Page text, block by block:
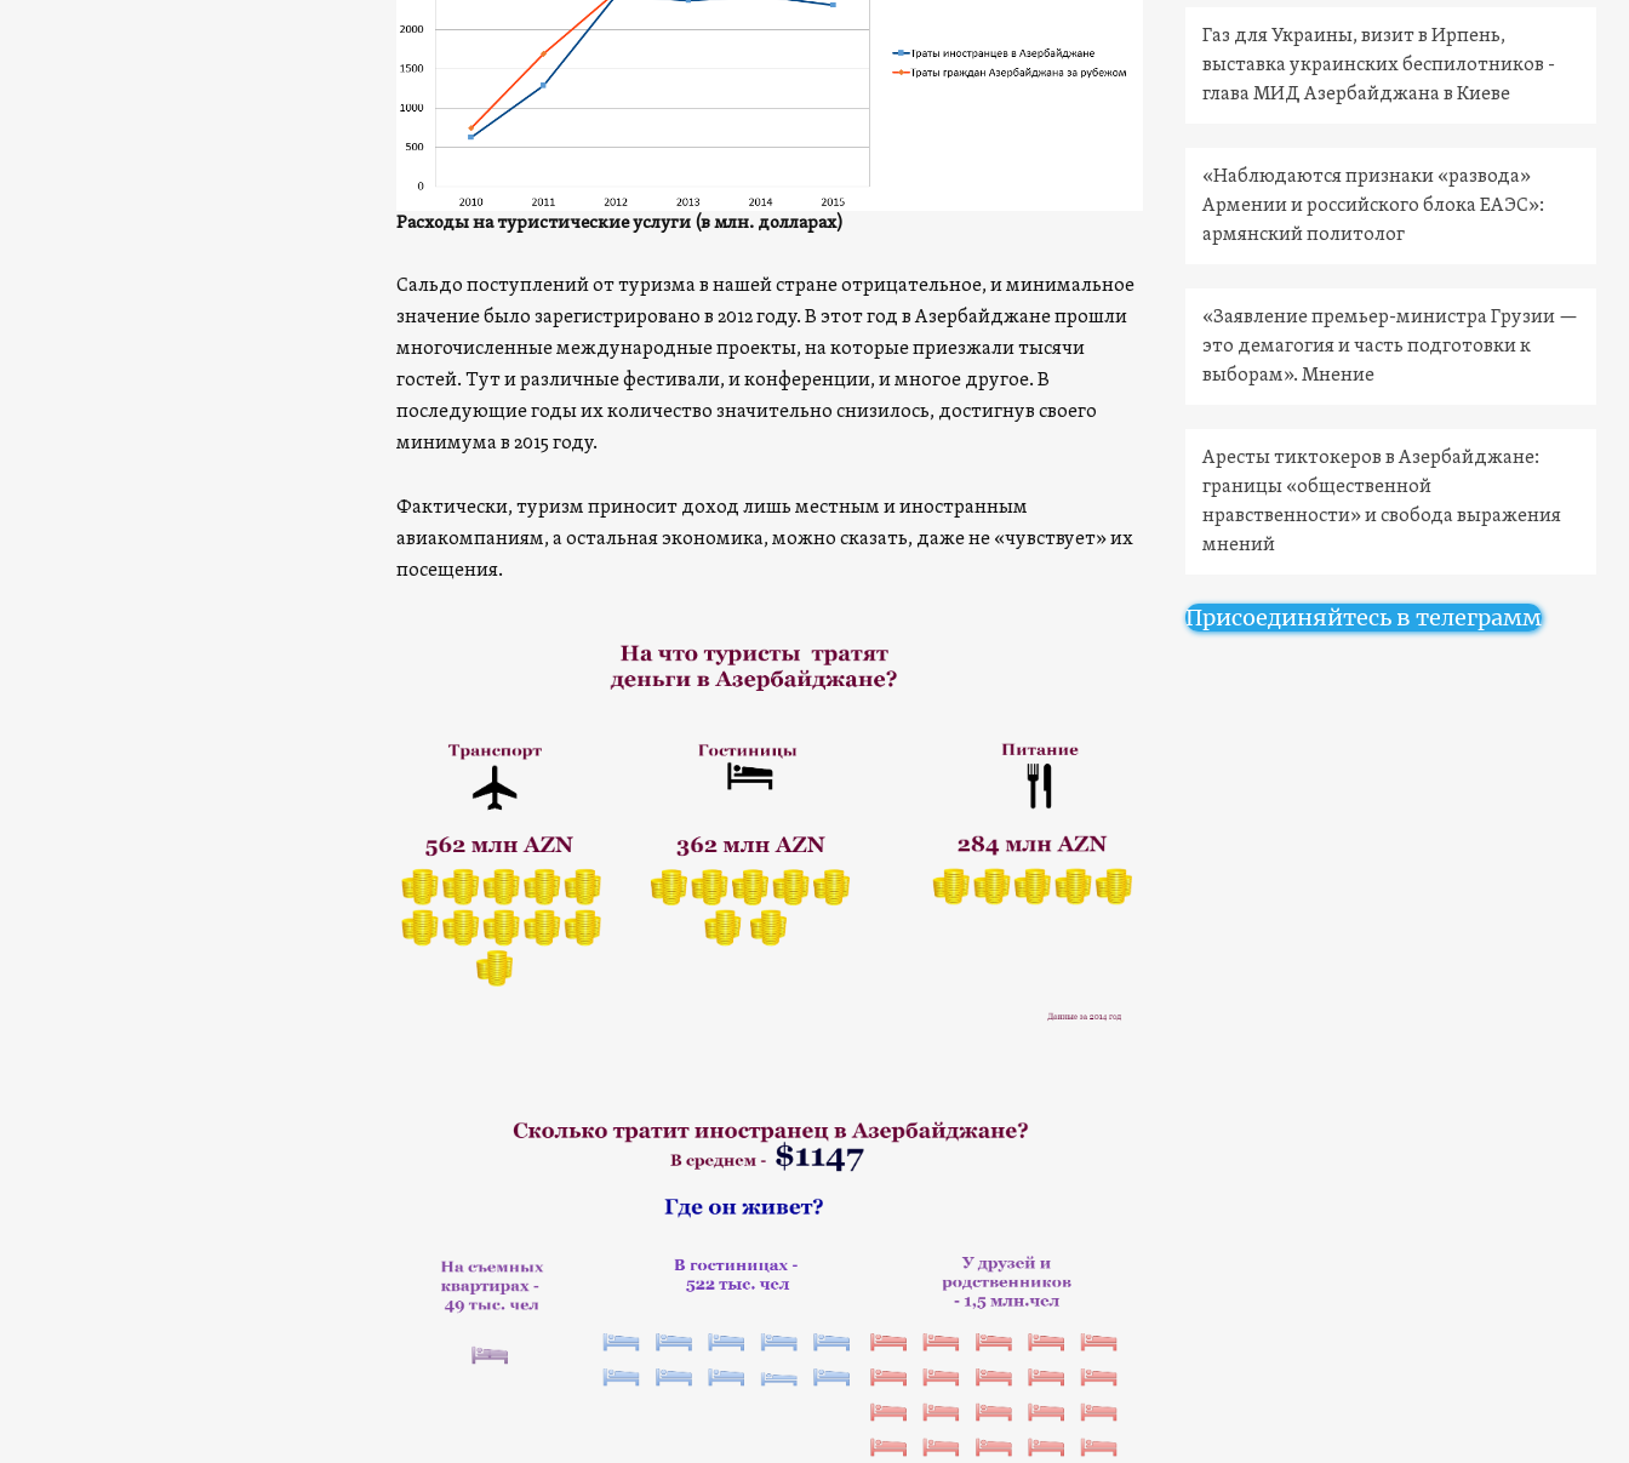
Расходы на туристические услуги (в млн. долларах)
Сальдо поступлений от туризма в нашей стране отрицательное, и минимальное
значение было зарегистрировано в 2012 году. В этот год в Азербайджане прошли
многочисленные международные проекты, на которые приезжали тысячи
гостей. Тут и различные фестивали, и конференции, и многое другое. В
последующие годы их количество значительно снизилось, достигнув своего
минимума в 2015 году.
Фактически, туризм приносит доход лишь местным и иностранным
авиакомпаниям, а остальная экономика, можно сказать, даже не «чувствует» их
посещения.
Газ для Украины, визит в Ирпень,
выставка украинских беспилотников -
глава МИД Азербайджана в Киеве
«Наблюдаются признаки «развода»
Армении и российского блока ЕАЭС»:
армянский политолог
«Заявление премьер-министра Грузии —
это демагогия и часть подготовки к
выборам». Мнение
Аресты тиктокеров в Азербайджане:
границы «общественной
нравственности» и свобода выражения
мнений
Присоединяйтесь в телеграмм